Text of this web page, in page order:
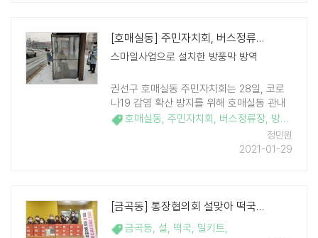
[호매실동] 주민자치회, 버스정류장 방풍막 방역 실시
스마일사업으로 설치한 방풍막 방역
권선구 호매실동 주민자치회는 28일, 코로
나19 감염 확산 방지를 위해 호매실동 관내
버스정류장 4개소에 집중 방역을 실시했다.
위 버스정류장은 2020년 호매실동 주민자
호매실동, 주민자치회 , 버스정류장, 방풍막
정민원
2021-01-29
[금곡동] 통장협의회 설맞아 떡국 밀키트 45가구에 전달
금곡동, 설, 떡국, 밀키트,